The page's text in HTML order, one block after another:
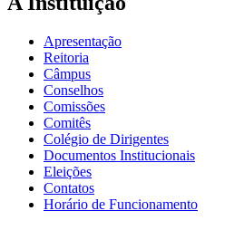
Apresentação
Reitoria
Câmpus
Conselhos
Comissões
Comitês
Colégio de Dirigentes
Documentos Institucionais
Eleições
Contatos
Horário de Funcionamento